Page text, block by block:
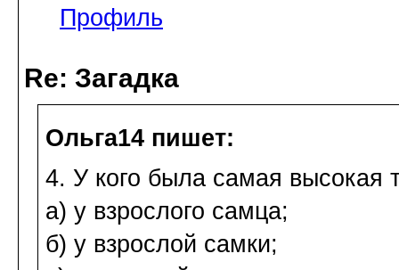
Профиль
Re: Загадка
Ольга14 пишет:
4. У кого была самая высокая
а) у взрослого самца;
б) у взрослой самки;